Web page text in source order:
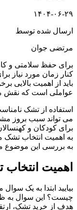
۱۴۰۴-۰۶-۲۹
ارسال شده توسط
مرتضی جوان
برای حفظ سلامتی و
کنار زمان مورد نیاز
باید از اهمیت بالایی
عواملی است که نقش
استفاده از تشک
می تواند سبب بروز
برای کودکان و
به اهمیت انتخاب تشک
به بررسی این موضوع
اهمیت
بیایید ابتدا به یک
چیست؟ این سوال به
هدف از خرید تشک،